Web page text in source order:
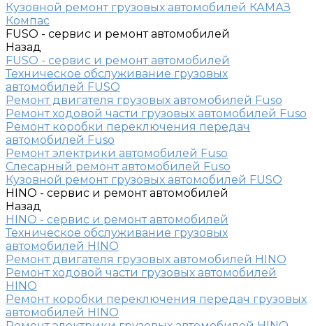
Кузовной ремонт грузовых автомобилей КАМАЗ
Компас
FUSO - сервис и ремонт автомобилей
Назад
FUSO - сервис и ремонт автомобилей
Техническое обслуживание грузовых
автомобилей FUSO
Ремонт двигателя грузовых автомобилей Fuso
Ремонт ходовой части грузовых автомобилей Fuso
Ремонт коробки переключения передач
автомобилей Fuso
Ремонт электрики автомобилей Fuso
Слесарный ремонт автомобилей Fuso
Кузовной ремонт грузовых автомобилей FUSO
HINO - сервис и ремонт автомобилей
Назад
HINO - сервис и ремонт автомобилей
Техническое обслуживание грузовых
автомобилей HINO
Ремонт двигателя грузовых автомобилей HINO
Ремонт ходовой части грузовых автомобилей
HINO
Ремонт коробки переключения передач грузовых
автомобилей HINO